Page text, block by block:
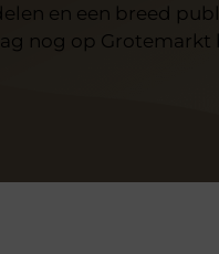
en een breed
nog op Grotemarkt